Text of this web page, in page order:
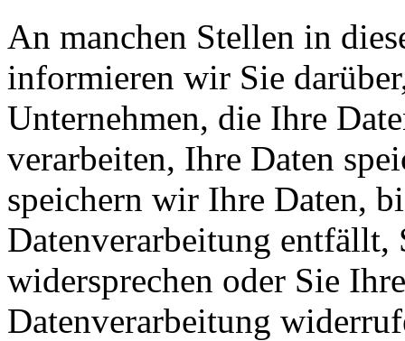
An manchen Stellen in
informieren wir Sie
Unternehmen, die Ihre
verarbeiten, Ihre Daten
speichern wir Ihre Daten,
Datenverarbeitung entfällt,
widersprechen oder Sie
Datenverarbeitung